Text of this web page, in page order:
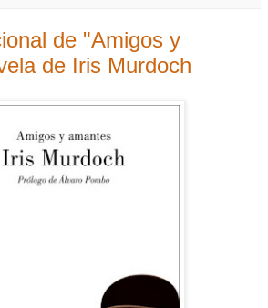
de "Amigos y
de Iris Murdoch